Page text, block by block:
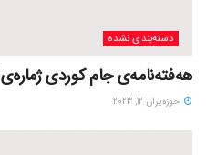
دسته‌بندی نشده
هەفتەنامەی جام کوردی ژمارەی 323
حوزه‌یران 12, 2023